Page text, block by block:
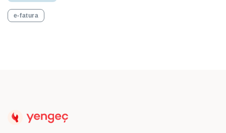
e-fatura